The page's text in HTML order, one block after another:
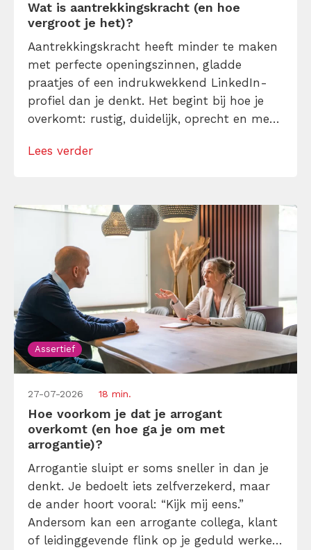
Wat is aantrekkingskracht (en hoe
vergroot je het)?
Aantrekkingskracht heeft minder te maken
met perfecte openingszinnen, gladde
praatjes of een indrukwekkend LinkedIn-
profiel dan je denkt. Het begint bij hoe je
overkomt: rustig, duidelijk, oprecht en met
maar eens assertief te zijn, als je
denkt! Lees daarom dit artikel en vergroot
Lees verder
Assertief
27-07-2026 18 min.
Hoe voorkom je dat je arrogant
overkomt (en hoe ga je om met
arrogantie)?
Arrogantie sluipt er soms sneller in dan je
denkt. Je bedoelt iets zelfverzekerd, maar
de ander hoort vooral: “Kijk mij eens.”
Andersom kan een arrogante collega, klant
of leidinggevende flink op je geduld werken.